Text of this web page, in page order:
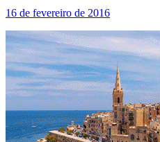
16 de fevereiro de 2016